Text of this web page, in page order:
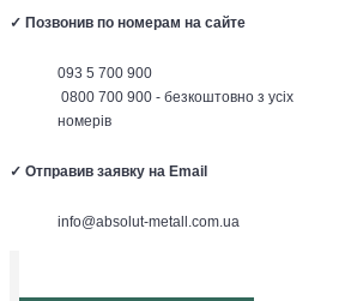
✓ Позвонив по номерам на сайте
093 5 700 900
0800 700 900 - безкоштовно з усіх
номерів
✓ Отправив заявку на Email
info@absolut-metall.com.ua